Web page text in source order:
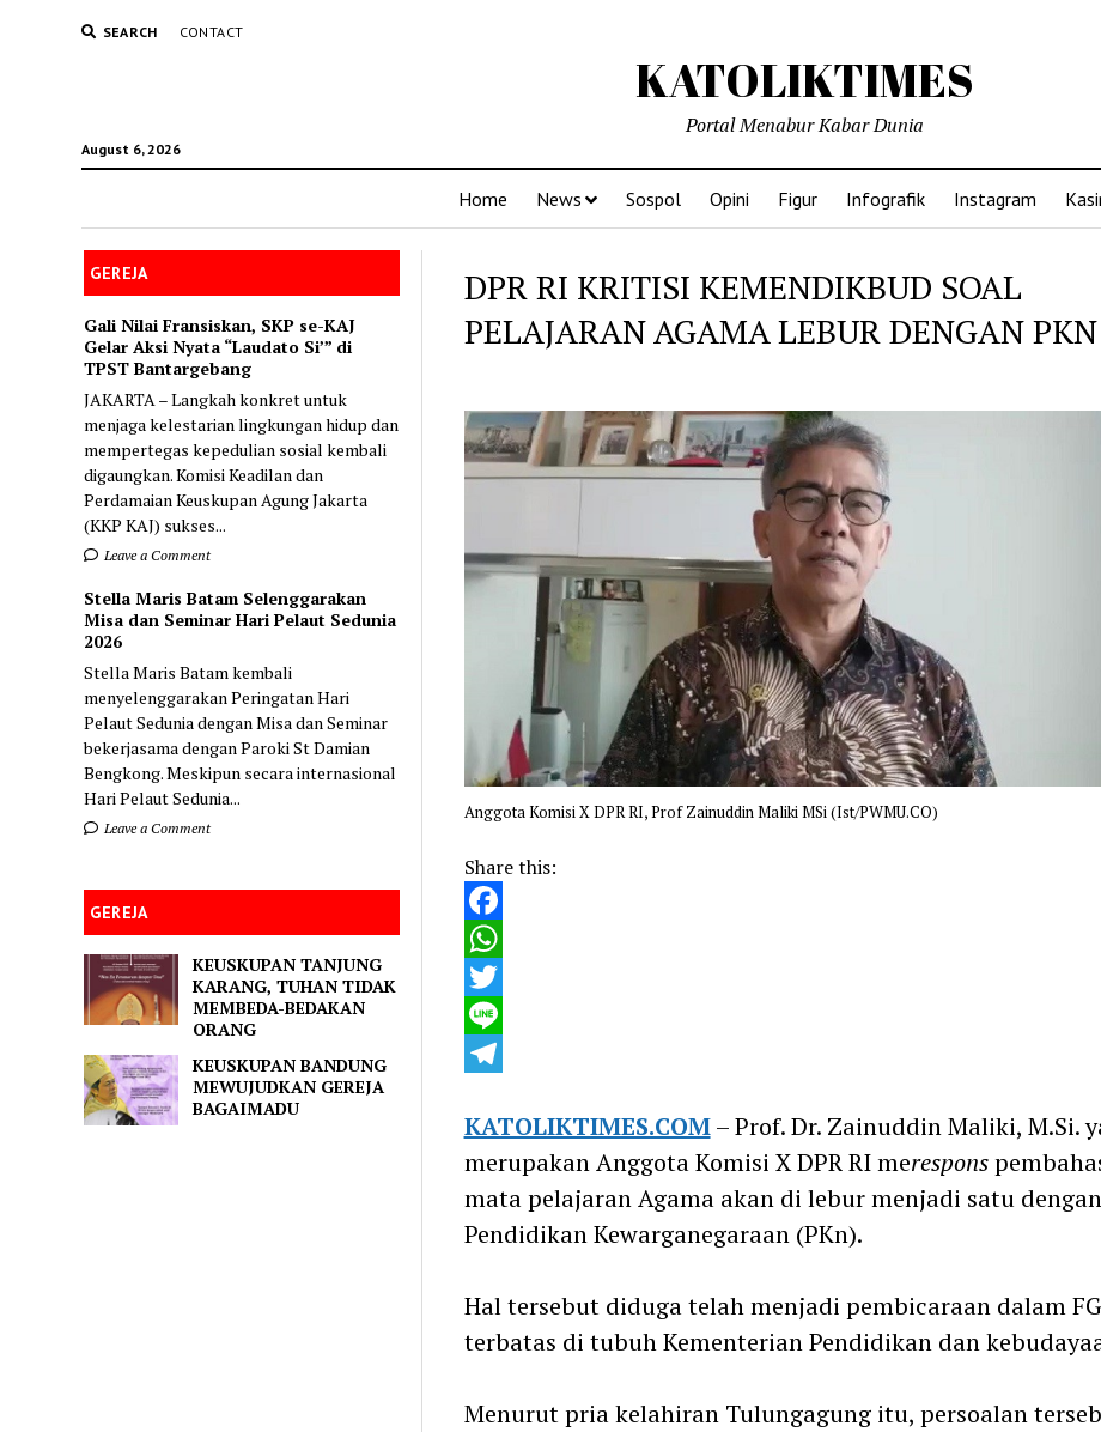
SEARCH CONTACT
KATOLIKTIMES
August 6, 2026
Portal Menabur Kabar Dunia
Home News Sospol Opini Figur Infografik Instagram
GEREJA
Gali Nilai Fransiskan, SKP se-KAJ
Gelar Aksi Nyata “Laudato Si’” di
TPST Bantargebang
JAKARTA – Langkah konkret untuk
menjaga kelestarian lingkungan hidup dan
mempertegas kepedulian sosial kembali
digaungkan. Komisi Keadilan dan
Perdamaian Keuskupan Agung Jakarta
(KKP KAJ) sukses...
Leave a Comment
Stella Maris Batam Selenggarakan
Misa dan Seminar Hari Pelaut Sedunia
2026
Stella Maris Batam kembali
menyelenggarakan Peringatan Hari
Pelaut Sedunia dengan Misa dan Seminar
bekerjasama dengan Paroki St Damian
Bengkong. Meskipun secara internasional
Hari Pelaut Sedunia...
Leave a Comment
GEREJA
KEUSKUPAN TANJUNG
KARANG, TUHAN TIDAK
MEMBEDA-BEDAKAN
ORANG
KEUSKUPAN BANDUNG
MEWUJUDKAN GEREJA
BAGAIMADU
DPR RI KRITISI KEMENDIKBUD SOAL
PELAJARAN AGAMA LEBUR DENGAN PKN
Anggota Komisi X DPR RI, Prof Zainuddin Maliki MSi (Ist/PWMU.CO)
Share this:
Facebook
WhatsApp
Twitter
Line
KATOLIKTIMES.COM– Prof. Dr. Zainuddin Maliki, M.Si.
merupakan Anggota Komisi X DPR RI merespons
mata pelajaran Agama akan di lebur menjadi satu dengan
Pendidikan Kewarganegaraan (PKn).
Hal tersebut diduga telah menjadi pembicaraan dalam
terbatas di tubuh Kementerian Pendidikan dan
Menurut pria kelahiran Tulungagung itu, persoalan